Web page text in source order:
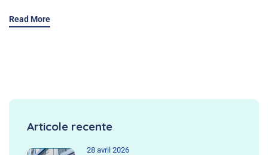
Read More
Articole recente
28 avril 2026